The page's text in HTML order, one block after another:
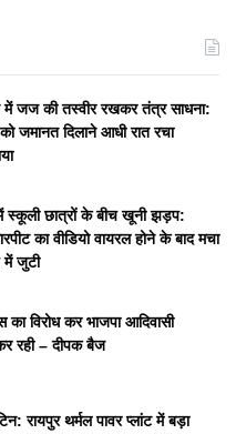
में जज की तस्वीर रखकर तंत्र साधना:
जमानत दिलाने आधी रात रचा
स्कूली छात्रों के बीच खूनी झड़प:
का वीडियो वायरल होने के बाद मचा
जुटी
का विरोध कर भाजपा आदिवासी
रही – दीपक बैज
रायपुर थर्मल पावर प्लांट में बड़ा